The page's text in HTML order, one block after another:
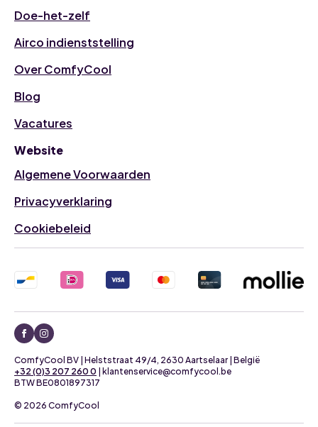
Doe-het-zelf
Airco indienststelling
Over ComfyCool
Blog
Vacatures
Website
Algemene Voorwaarden
Privacyverklaring
Cookiebeleid
© 2026 ComfyCool
+32 (0)3 207 260 0 | klantenservice@comfycool.be
BTW BE0801897317
ComfyCool BV | Helststraat 49/4, 2630 Aartselaar | België